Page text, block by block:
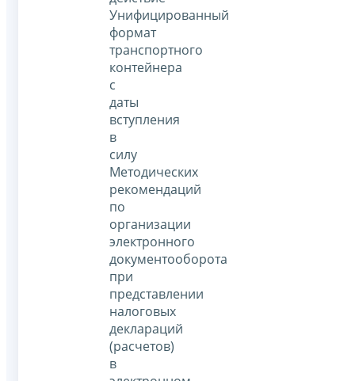
Унифицированный
формат
транспортного
контейнера
с
даты
вступления
в
силу
Методических
рекомендаций
по
организации
электронного
документооборота
при
представлении
налоговых
деклараций
(расчетов)
в